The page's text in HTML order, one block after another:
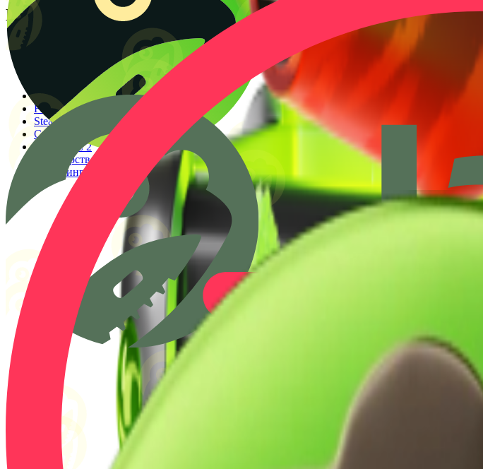
Полезное
Калькулятор крафтов
Генератор прицелов
Конфиги PRO игроков
Faceit Finder
Steam ID Finder
Стоимость инвентаря Steam
Гайды КС 2
Партнерство
Клиппинг